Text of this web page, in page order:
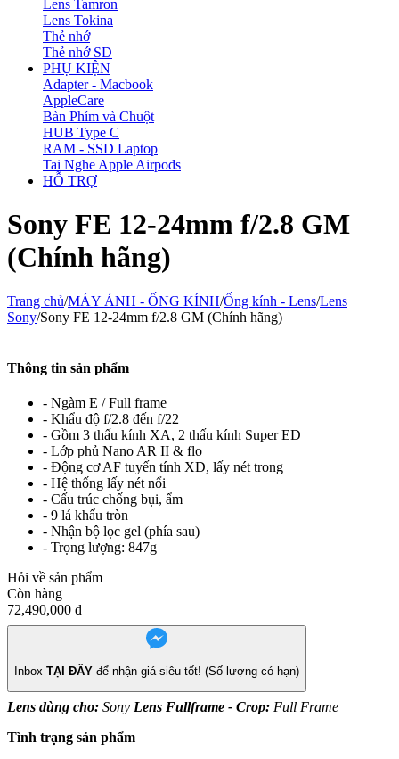
Lens Tamron
Lens Tokina
Thẻ nhớ
Thẻ nhớ SD
PHỤ KIỆN
Adapter - Macbook
AppleCare
Bàn Phím và Chuột
HUB Type C
RAM - SSD Laptop
Tai Nghe Apple Airpods
HỖ TRỢ
Sony FE 12-24mm f/2.8 GM
(Chính hãng)
Trang chủ/MÁY ẢNH - ỐNG KÍNH/Ống kính - Lens/Lens
Sony/Sony FE 12-24mm f/2.8 GM (Chính hãng)
Thông tin sản phẩm
- Ngàm E / Full frame
- Khẩu độ f/2.8 đến f/22
- Gồm 3 thấu kính XA, 2 thấu kính Super ED
- Lớp phủ Nano AR II & flo
- Động cơ AF tuyến tính XD, lấy nét trong
- Hệ thống lấy nét nổi
- Cấu trúc chống bụi, ẩm
- 9 lá khẩu tròn
- Nhận bộ lọc gel (phía sau)
- Trọng lượng: 847g
Hỏi về sản phẩm
Còn hàng
72,490,000 đ
Inbox TẠI ĐÂY để nhận giá siêu tốt! (Số lượng có hạn)
Lens dùng cho: Sony Lens Fullframe - Crop: Full Frame
Tình trạng sản phẩm